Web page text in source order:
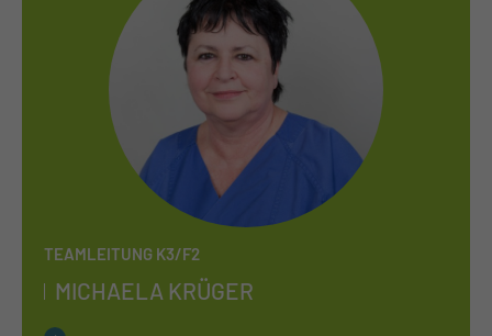
TEAMLEITUNG K3/F2
MI­CHAE­LA KRÜ­GER